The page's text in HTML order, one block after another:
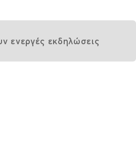
ενεργές εκδηλώσεις